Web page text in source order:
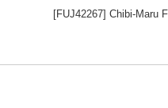
[FUJ42267] Chibi-Maru